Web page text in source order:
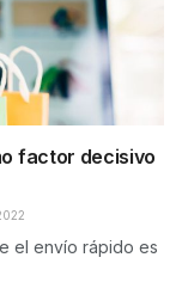
factor decisivo
el envío rápido es